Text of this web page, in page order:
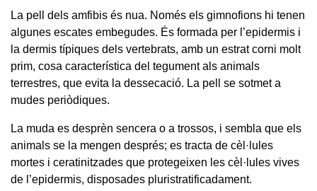
La pell dels amfibis és nua. Només els gimnofions hi tenen
algunes escates embegudes. És formada per l’epidermis i
la dermis típiques dels vertebrats, amb un estrat corni molt
prim, cosa característica del tegument als animals
terrestres, que evita la dessecació. La pell se sotmet a
mudes periòdiques.
La muda es desprèn sencera o a trossos, i sembla que els
animals se la mengen després; es tracta de cèl·lules
mortes i ceratinitzades que protegeixen les cèl·lules vives
de l’epidermis, disposades pluristratificadament.